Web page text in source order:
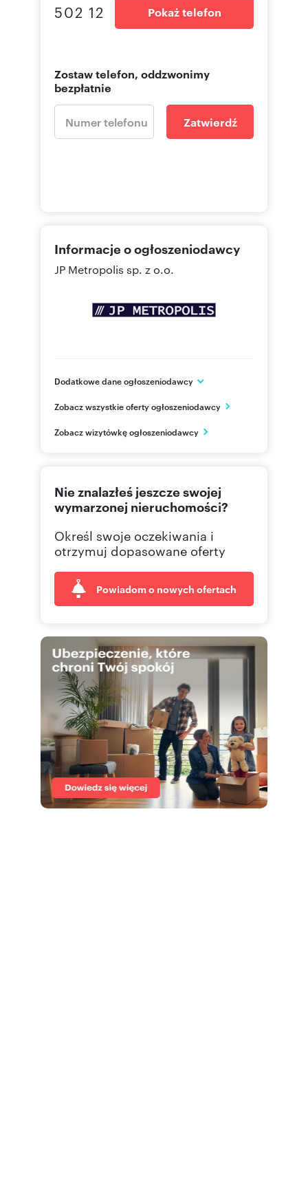
502 12 Pokaż telefon
Zostaw telefon, oddzwonimy
bezpłatnie
Zatwierdź
Informacje o ogłoszeniodawcy
JP Metropolis sp. z o.o.
Dodatkowe dane ogłoszeniodawcy
Warszawa
PL
Zobacz wszystkie oferty ogłoszeniodawcy
Zobacz wizytówkę ogłoszeniodawcy
Nie znalazłeś jeszcze swojej
wymarzonej nieruchomości?
Określ swoje oczekiwania i
otrzymuj dopasowane oferty
Powiadom o nowych ofertach